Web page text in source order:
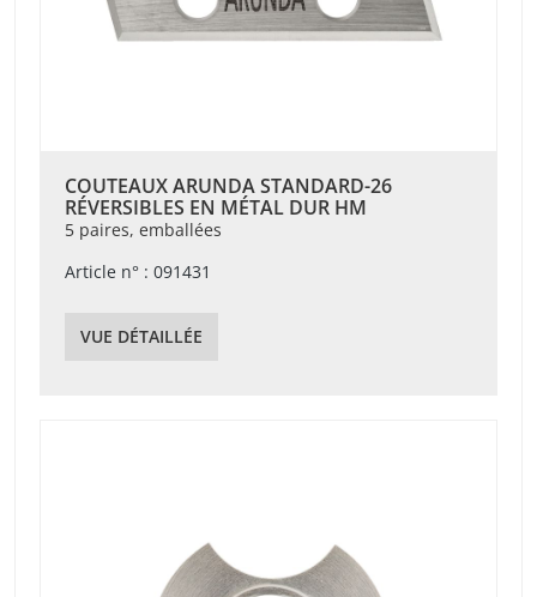
COUTEAUX ARUNDA STANDARD-26
RÉVERSIBLES EN MÉTAL DUR HM
5 paires, emballées
Article n° : 091431
VUE DÉTAILLÉE